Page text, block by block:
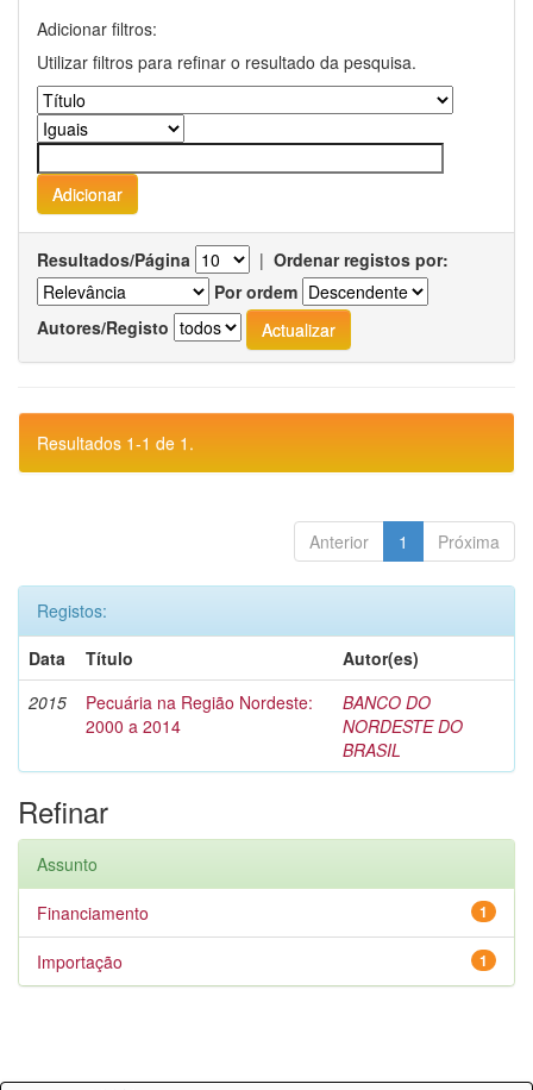
Adicionar filtros:
Utilizar filtros para refinar o resultado da pesquisa.
Resultados/Página | Ordenar registos por:
Por ordem
Autores/Registo
Resultados 1-1 de 1.
Anterior 1 Próxima
Registos:
Data
Título
Autor(es)
2015
Pecuária na Região Nordeste:
2000 a 2014
BANCO DO
NORDESTE DO
BRASIL
Refinar
Assunto
1
Financiamento
1
Importação